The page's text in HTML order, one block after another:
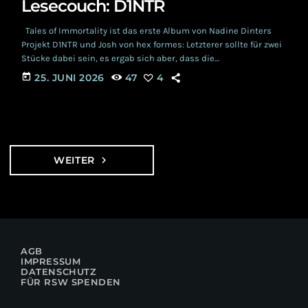
Lesecouch: D1NTR
Tales of Immortality ist das erste Album von Nadine Dinters
Projekt D1NTR und Josh von hex formes: Letzterer sollte für zwei
Stücke dabei sein, es ergab sich aber, dass die
Zusammenarbeit zu besonderer Inspiration führte. Josh wurde
Teil von Nadines «Dark Family», und zwar über deren weitere
today 25. JUNI 2026 47 4
WEITER navigate_next
AGB
IMPRESSUM
DATENSCHUTZ
FÜR RSW SPENDEN